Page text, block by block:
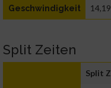
Geschwindigkeit
Split Zeiten
Split